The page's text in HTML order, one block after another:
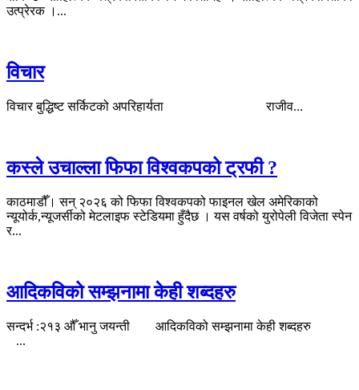
उत्प्रेरक ।...
विचार
विचार बुद्धिष्ट सर्किटको अपरिहार्यता राजीव...
कस्ले उचाल्ला फिफा विश्वकपको ट्रफी ?
काठमाडौँ। सन् २०२६ को फिफा विश्वकपको फाइनल खेल अमेरिकाको
न्यूयोर्क,न्यूजर्सीको मेटलाइफ स्टेडियमा हुँदैछ । यस वर्षको युरोपेली विजेता स्पेन
र...
आदिकविको स​म्झ​नामा केही श​ब्द​ह​रु
सन्दर्भ :२१३ औँ भानु जयन्ती आदिकविको स​म्झ​नामा केही श​ब्द​ह​रु
...